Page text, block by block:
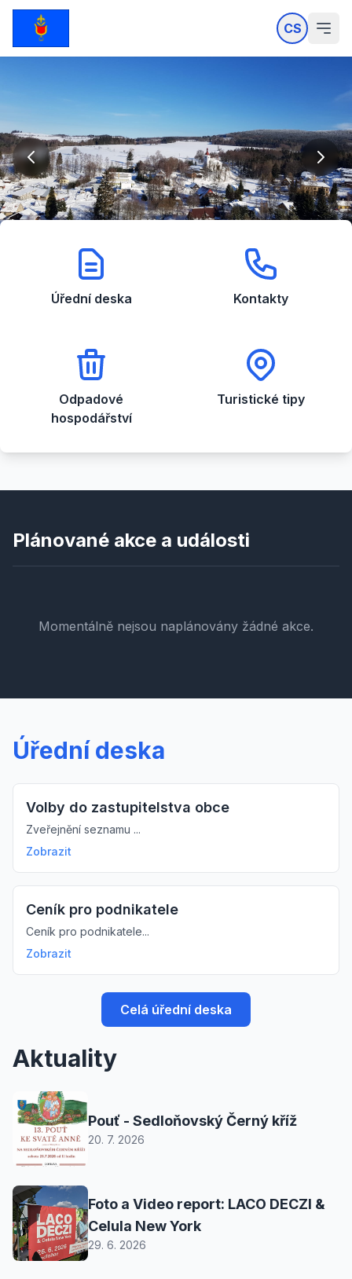
CS
Úřední deska Kontakty
Odpadové
hospodářství
Turistické tipy
Plánované akce a události
Momentálně nejsou naplánovány žádné akce.
Úřední deska
Volby do zastupitelstva obce
Zveřejnění seznamu ...
Zobrazit
Ceník pro podnikatele
Ceník pro podnikatele...
Zobrazit
Celá úřední deska
Aktuality
Pouť - Sedloňovský Černý kříž
20. 7. 2026
Foto a Video report: LACO DECZI &
Celula New York
29. 6. 2026